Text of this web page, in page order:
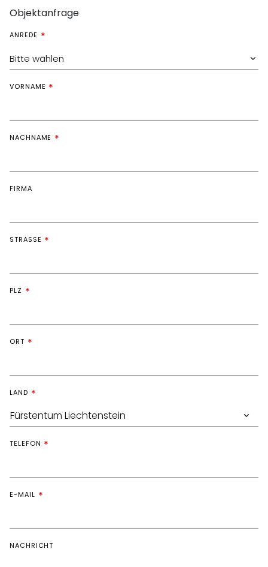
Objektanfrage
ANREDE
Bitte wählen
VORNAME
NACHNAME
FIRMA
STRASSE
PLZ
ORT
LAND
TELEFON
E-MAIL
NACHRICHT